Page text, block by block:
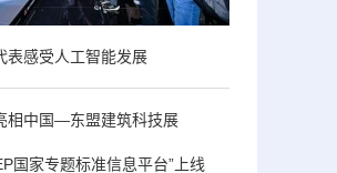
表感受人工智能发展
相中国—东盟建筑科技展
国家专题标准信息平台”上线